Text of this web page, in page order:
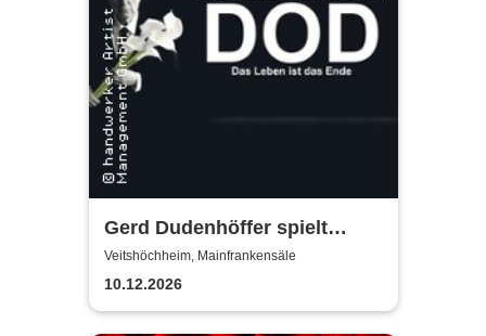
Gerd Dudenhöffer spielt
Heinz Becker
Veitshöchheim, Mainfrankensäle
10.12.2026